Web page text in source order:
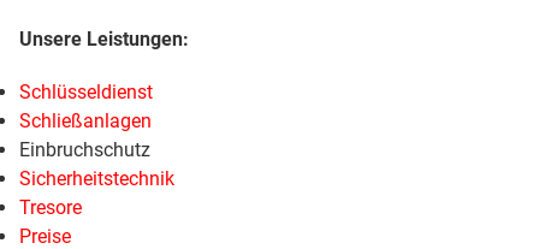
Schlüsseldienst
Schließanlagen
Einbruchschutz
Sicherheitstechnik
Tresore
Preise